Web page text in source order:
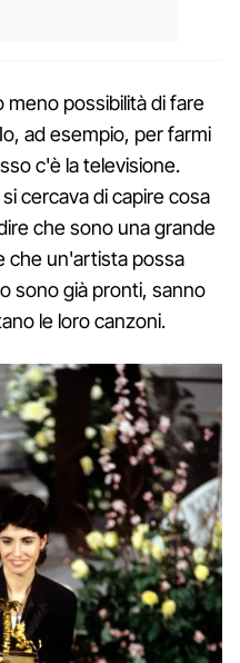
meno possibilità di fare
ad esempio, per farmi
c'è la televisione.
cercava di capire cosa
che sono una grande
che un'artista possa
sono già pronti, sanno
le loro canzoni.